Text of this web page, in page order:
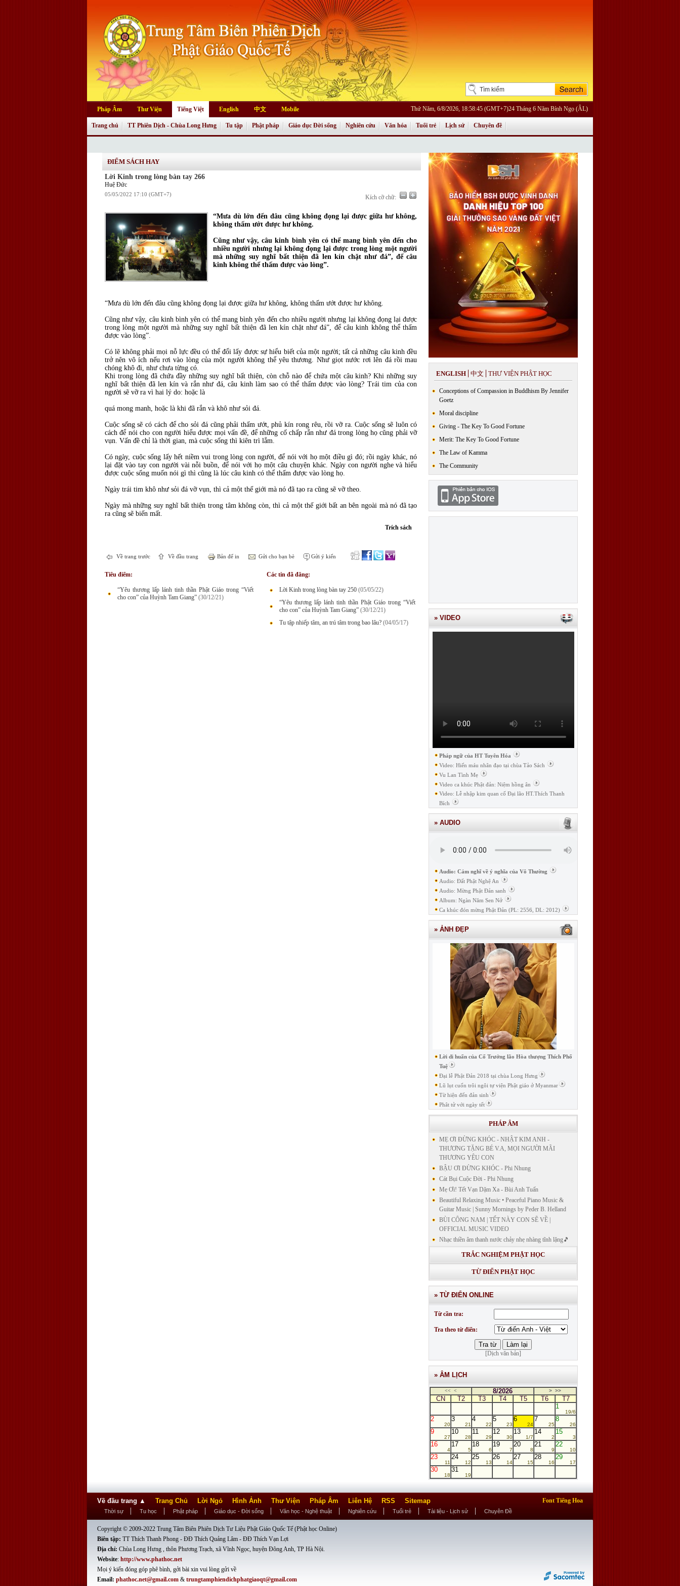
Pháp Âm Thư Viện Tiếng Việt English 中文 Mobile Thứ Năm, 6/8/2026, 18:58:45 (GMT+7)24 Tháng 6 Năm Bính Ngọ (ÂL)
Trang chủ TT Phiên Dịch - Chùa Long Hưng Tu tập Phật pháp Giáo dục Đời sống Nghiên cứu Văn hóa Tuổi trẻ Lịch sử Chuyên đề
ĐIỂM SÁCH HAY
Lời Kinh trong lòng bàn tay 266
Huệ Đức
05/05/2022 17:10 (GMT+7) Kích cỡ chữ:
“Mưa dù lớn đến đâu cũng không đọng lại được giữa hư không,
không thấm ướt được hư không.
Cũng như vậy, câu kinh bình yên có thể mang bình yên đến cho
nhiều người nhưng lại không đọng lại được trong lòng một người
mà những suy nghĩ bất thiện đã len kín chặt như đá”, để câu
kinh không thể thấm được vào lòng”.
“Mưa dù lớn đến đâu cũng không đọng lại được giữa hư không, không thấm ướt được hư không.
Cũng như vậy, câu kinh bình yên có thể mang bình yên đến cho nhiều người nhưng lại không đọng lại được
trong lòng một người mà những suy nghĩ bất thiện đã len kín chặt như đá”, để câu kinh không thể thấm
được vào lòng”.
Có lẽ không phải mọi nỗ lực đều có thể đổi lấy được sự hiểu biết của một người; tất cả những câu kinh đều
trở nên vô ích nếu rơi vào lòng của một người không thể yêu thương. Như giọt nước rơi lên đá rồi mau
chóng khô đi, như chưa từng có.
Khi trong lòng đã chứa đầy những suy nghĩ bất thiện, còn chỗ nào để chứa một câu kinh? Khi những suy
nghĩ bất thiện đã len kín và rắn như đá, câu kinh làm sao có thể thấm được vào lòng? Trái tim của con
người sẽ vỡ ra vì hai lý do: hoặc là
quá mong manh, hoặc là khi đã rắn và khô như sỏi đá.
Cuộc sống sẽ có cách để cho sỏi đá cũng phải thấm ướt, phủ kín rong rêu, rồi vỡ ra. Cuộc sống sẽ luôn có
cách để nói cho con người hiểu được mọi vấn đề, để những cố chấp rắn như đá trong lòng họ cũng phải vỡ
vụn. Vấn đề chỉ là thời gian, mà cuộc sống thì kiên trì lắm.
Có ngày, cuộc sống lấy hết niềm vui trong lòng con người, để nói với họ một điều gì đó; rồi ngày khác, nó
lại đặt vào tay con người vài nỗi buồn, để nói với họ một câu chuyện khác. Ngày con người nghe và hiểu
được cuộc sống muốn nói gì thì cũng là lúc câu kinh có thể thấm được vào lòng họ.
Ngày trái tim khô như sỏi đá vỡ vụn, thì cả một thế giới mà nó đã tạo ra cũng sẽ vỡ theo.
Ngày mà những suy nghĩ bất thiện trong tâm không còn, thì cả một thế giới bất an bên ngoài mà nó đã tạo
ra cũng sẽ biến mất.
Trích sách
Về trang trước Về đầu trang Bản để in Gửi cho bạn bè Gửi ý kiến
Tiêu điểm:
“Yêu thương lấp lánh tinh thần Phật Giáo trong “Viết
cho con” của Huỳnh Tam Giang” (30/12/21)
Các tin đã đăng:
Lời Kinh trong lòng bàn tay 250 (05/05/22)
“Yêu thương lấp lánh tinh thần Phật Giáo trong “Viết
cho con” của Huỳnh Tam Giang” (30/12/21)
Tu tập nhiếp tâm, an trú tâm trong bao lâu? (04/05/17)
ENGLISH 中文 THƯ VIỆN PHẬT HỌC
Conceptions of Compassion in Buddhism By Jennifer
Goetz
Moral discipline
Giving - The Key To Good Fortune
Merit: The Key To Good Fortune
The Law of Kamma
The Community
» VIDEO
Pháp ngữ của HT Tuyên Hóa
Video: Hiến máu nhân đạo tại chùa Tảo Sách
Vu Lan Tình Mẹ
Video ca khúc Phật đản: Niệm hồng ân
Video: Lễ nhập kim quan cố Đại lão HT.Thích Thanh
Bích
» AUDIO
Audio: Cảm nghĩ về ý nghĩa của Vô Thường
Audio: Đất Phật Nghệ An
Audio: Mừng Phật Đản sanh
Album: Ngàn Năm Sen Nở
Ca khúc đón mừng Phật Đản (PL: 2556, DL: 2012)
» ẢNH ĐẸP
Lời di huấn của Cố Trưởng lão Hòa thượng Thích Phổ
Tuệ
Đại lễ Phật Đản 2018 tại chùa Long Hưng
Lũ lụt cuốn trôi ngôi tự viện Phật giáo ở Myanmar
Từ hiện đến đản sinh
Phât tử với ngày tết
PHÁP ÂM
MẸ ƠI ĐỪNG KHÓC - NHẬT KIM ANH -
THƯƠNG TẶNG BÉ V.A, MỌI NGƯỜI MÃI
THƯƠNG YÊU CON
BẬU ƠI ĐỪNG KHÓC - Phi Nhung
Cát Bụi Cuộc Đời - Phi Nhung
Mẹ Ơi! Tết Vạn Dặm Xa - Bùi Anh Tuấn
Beautiful Relaxing Music • Peaceful Piano Music &
Guitar Music | Sunny Mornings by Peder B. Helland
BÙI CÔNG NAM | TẾT NÀY CON SẼ VỀ |
OFFICIAL MUSIC VIDEO
Nhạc thiền âm thanh nước chảy nhẹ nhàng tĩnh lặng🎵
Nhạc thiền lặng tâm
KINH BẢN NGUYỆN CÔNG ĐỨC DƯỢC SƯ
LƯU LY QUANG NHƯ LAI"
GIẢNG GIẢI KINH DƯỢC SƯ - BÀI 14/ GIẢNG
GIẢI KINH BẢN NGUYỆN CÔNG ĐỨC DƯỢC
SƯ LƯU LY QUANG NHƯ LAI
GIẢNG GIẢI KINH DƯỢC SƯ
TRẮC NGHIỆM PHẬT HỌC
TỪ ĐIỂN PHẬT HỌC
» TỪ ĐIỂN ONLINE
Từ cần tra:
Tra theo từ điển:
[Dịch văn bản]
» ÂM LỊCH
<< < 8/2026 > >>
CN T2 T3 T4 T5 T6
T7
1
19/6
2
20
3
21
4
22
5
23
6
24
7
25
8
26
9
27
10
28
11
29
12
30
13
1/7
14
2
15
3
16
4
17
5
18
6
19
7
20
8
21
9
22
10
23
11
24
12
25
13
26
14
27
15
28
16
29
17
30
18
31
19
Về đầu trang ▲ Trang Chủ Lời Ngỏ Hình Ảnh Thư Viện Pháp Âm Liên Hệ RSS Sitemap Font Tiếng Hoa
Thời sự Tu học Phật pháp Giáo dục - Đời sống Văn học - Nghệ thuật Nghiên cứu Tuổi trẻ Tài liệu - Lịch sử Chuyên Đề
Copyright © 2009-2022 Trung Tâm Biên Phiên Dịch Tư Liệu Phật Giáo Quốc Tế (Phật học Online)
Biên tập: TT Thích Thanh Phong - ĐĐ Thích Quảng Lâm - ĐĐ Thích Vạn Lợi
Địa chỉ: Chùa Long Hưng , thôn Phương Trạch, xã Vĩnh Ngọc, huyện Đông Anh, TP Hà Nội.
Website: http://www.phathoc.net
Mọi ý kiến đóng góp phê bình, gởi bài xin vui lòng gửi về
Email: phathoc.net@gmail.com & trungtamphiendichphatgiaoqt@gmail.com